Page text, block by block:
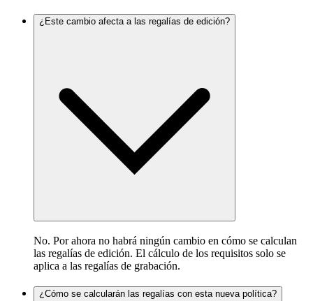
¿Este cambio afecta a las regalías de edición?
No. Por ahora no habrá ningún cambio en cómo se calculan
las regalías de edición. El cálculo de los requisitos solo se
aplica a las regalías de grabación.
¿Cómo se calcularán las regalías con esta nueva política?